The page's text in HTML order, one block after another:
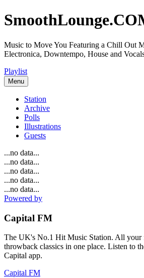
Music to Move You Featuring a Chill Out
Electronica, Downtempo, House and
Playlist
Menu
Station
Archive
Polls
Illustrations
Guests
...no data...
...no data...
...no data...
...no data...
...no data...
Powered by
Capital FM
The UK's No.1 Hit Music Station. All your
throwback classics in one place. Listen to
Capital app.
Capital FM